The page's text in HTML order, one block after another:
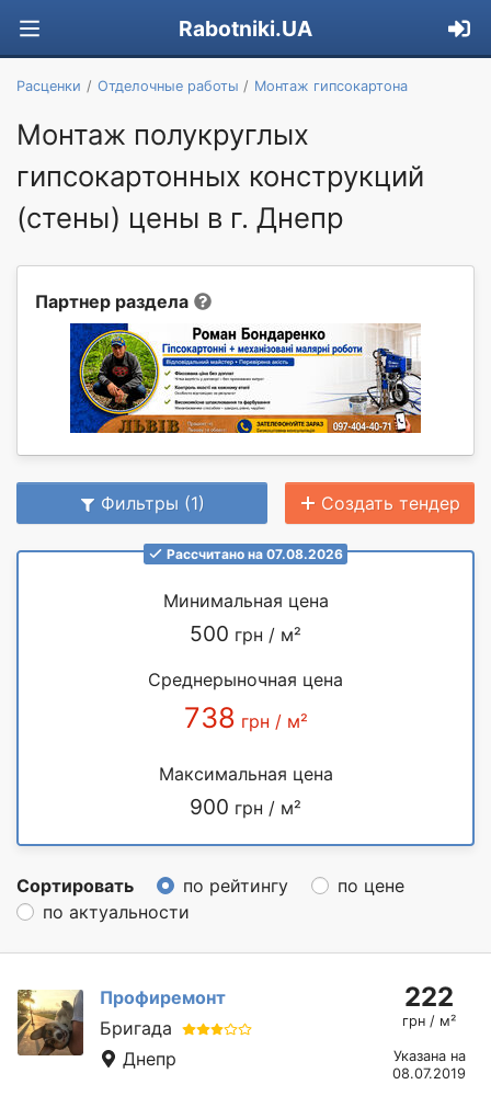
Rabotniki.UA
Расценки Отделочные работы Монтаж гипсокартона
Монтаж полукруглых
гипсокартонных конструкций
(стены) цены в г. Днепр
Партнер раздела
Фильтры (1) Создать тендер
Рассчитано на 07.08.2026
Минимальная цена
500 грн / м²
Среднерыночная цена
738 грн / м²
Максимальная цена
900 грн / м²
Сортировать по рейтингу
по цене
по актуальности
Профиремонт
Бригада
Днепр
222
грн / м²
Указана на
08.07.2019